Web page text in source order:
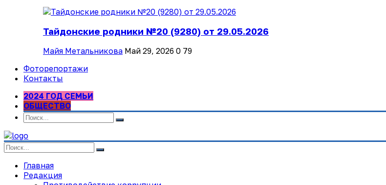
Тайдонские родники №20 (9280) от 29.05.2026
Майя Метальникова Май 29, 2026 0 79
Фоторепортажи
Контакты
2024 ГОД СЕМЬИ
ОБЩЕСТВО
Главная
Редакция